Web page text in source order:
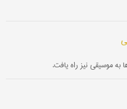
به موسیقی نیز راه یافت.